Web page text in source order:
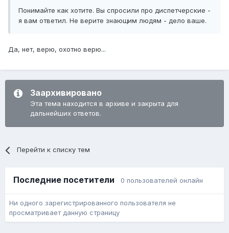
Понимайте как хотите. Вы спросили про диспетчерские -
я вам ответил. Не верите знающим людям - дело ваше.
Да, нет, верю, охотно верю...
Заархивировано
Эта тема находится в архиве и закрыта для
дальнейших ответов.
Перейти к списку тем
Последние посетители 0 пользователей онлайн
Ни одного зарегистрированного пользователя не
просматривает данную страницу